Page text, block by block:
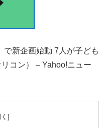
で新企画始動 7人が子ども
コン） – Yahoo!ニュー